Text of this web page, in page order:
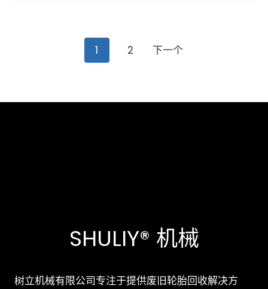
Posts
1 2 下一个
SHULIY® 机械
树立机械有限公司专注于提供废旧轮胎回收解决方